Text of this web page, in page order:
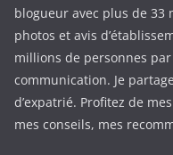
blogueur avec plus de 33
photos et avis
millions de personnes
communication. Je
d’expatrié. Profitez de
mes conseils, mes